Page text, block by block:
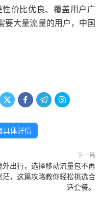
价比优良、覆盖用户广
要大量流量的用户，中国
   
具体详情
下一篇
外出行，选择移动流量包不再
茫，这篇攻略教你轻松挑选合
适套餐。